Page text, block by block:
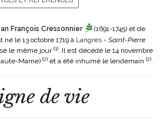
François Cressonnier (1691-1745) et de
né le 13 octobre 1719 à Langres - Saint-Pierre
le même jour (1). Il est décédé le 14 novembre
Marne) (2) et a été inhumé le lendemain (2).
de vie